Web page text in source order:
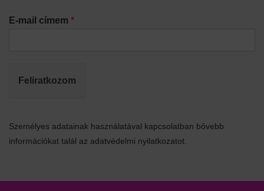
E-mail címem *
Feliratkozom
Személyes adatainak használatával kapcsolatban bővebb
információkat talál az adatvédelmi nyilatkozatot.